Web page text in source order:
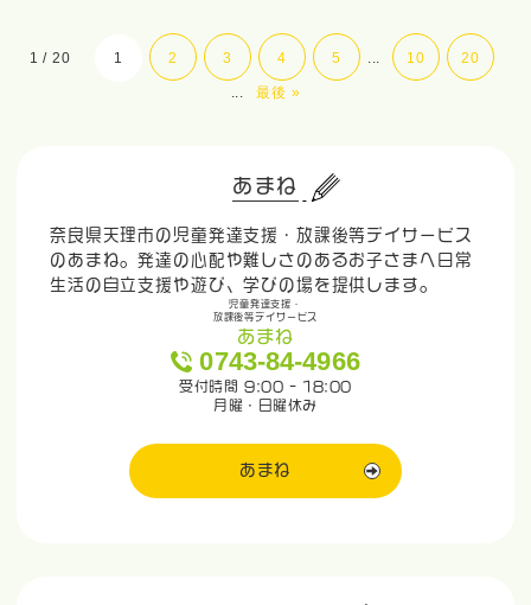
1 / 20 1 2 3 4 5 ... 10 20
... 最後 »
あまね
奈良県天理市の児童発達支援・放課後等デイサービス
のあまね。発達の心配や難しさのあるお子さまへ日常
生活の自立支援や遊び、学びの場を提供します。
児童発達支援・
放課後等デイサービス
あまね
0743-84-4966
受付時間 9:00 - 18:00
月曜・日曜休み
あまね